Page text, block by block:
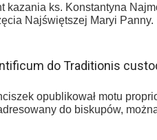
kazania ks. Konstantyna
Najświętszej Maryi
do Traditionis
opublikował motu
do biskupów,